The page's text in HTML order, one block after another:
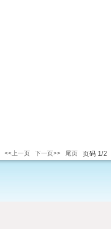
<<上一页 下一页>> 尾页 页码 1/2